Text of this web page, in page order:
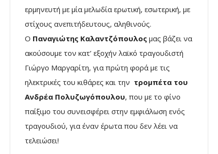
ερμηνευτή με μία μελωδία ερωτική, εσωτερική, με
στίχους ανεπιτήδευτους, αληθινούς.
Ο Παναγιώτης Καλαντζόπουλος μας βάζει να
ακούσουμε τον κατ’ εξοχήν λαϊκό τραγουδιστή
Γιώργο Μαργαρίτη, για πρώτη φορά με τις
ηλεκτρικές του κιθάρες και την τρομπέτα του
Ανδρέα Πολυζωγόπουλου, που με το φίνο
παίξιμο του συνεισφέρει στην εμφιάλωση ενός
τραγουδιού, για έναν έρωτα που δεν λέει να
τελειώσει!